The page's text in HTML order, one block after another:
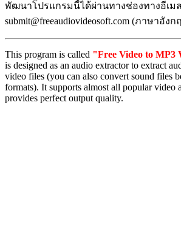
พัฒนาโปรแกรมนี้ได้ผ่านทางช่องทางอีเมล
submit@freeaudiovideosoft.com (ภาษาอัง
This program is called "Free Video to MP3
is designed as an audio extractor to extract
video files (you can also convert sound files
formats). It supports almost all popular video
provides perfect output quality.